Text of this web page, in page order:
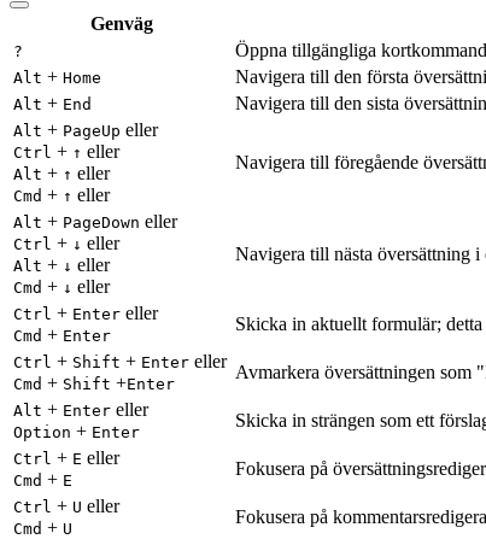
Genväg
? Öppna tillgängliga
Alt + Home Navigera till den första
Alt + End Navigera till den sista
Alt + PageUp eller
Ctrl + ↑ eller
Alt + ↑ eller
Cmd + ↑ eller
Navigera till föregående
Alt + PageDown eller
Ctrl + ↓ eller
Alt + ↓ eller
Cmd + ↓ eller
Navigera till nästa översättning i
Ctrl + Enter eller
Cmd + Enter
Skicka in aktuellt formulär; detta
Ctrl + Shift + Enter eller
Cmd + Shift +Enter
Avmarkera översättningen som
Alt + Enter eller
Option + Enter
Skicka in strängen som ett
Ctrl + E eller
Cmd + E
Fokusera på
Ctrl + U eller
Cmd + U
Fokusera på